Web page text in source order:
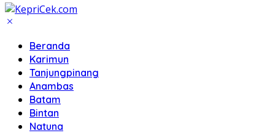
Beranda
Karimun
Tanjungpinang
Anambas
Batam
Bintan
Natuna